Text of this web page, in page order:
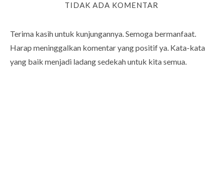
TIDAK ADA KOMENTAR
Terima kasih untuk kunjungannya. Semoga bermanfaat.
Harap meninggalkan komentar yang positif ya. Kata-kata
yang baik menjadi ladang sedekah untuk kita semua.